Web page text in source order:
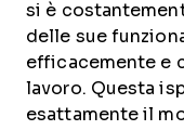
si è
delle sue
efficacemente e
lavoro. Questa
esattamente il